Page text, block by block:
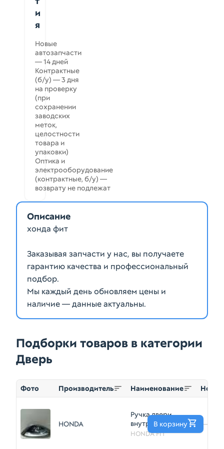
и
я
Новые
автозапчасти
— 14 дней
Контрактные
(б/у) — 3 дня
на проверку
(при
сохранении
заводских
меток,
целостности
товара и
упаковки)
Оптика и
электрооборудование
(контрактные, б/у) —
возврату не подлежат
Описание
хонда фит
Заказывая запчасти у нас, вы получаете
гарантию качества и профессиональный
подбор.
Мы каждый день обновляем цены и
наличие — данные актуальны.
Подборки товаров в категории
Дверь
Фото Производитель Наименование Номер
HONDA
Ручка двери
внутренняя
HONDA FIT GD1
HONDA FIT
—
В корзину